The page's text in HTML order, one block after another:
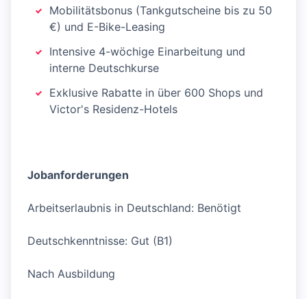
Mobilitätsbonus (Tankgutscheine bis zu 50
€) und E-Bike-Leasing
Intensive 4-wöchige Einarbeitung und
interne Deutschkurse
Exklusive Rabatte in über 600 Shops und
Victor's Residenz-Hotels
Jobanforderungen
Arbeitserlaubnis in Deutschland: Benötigt
Deutschkenntnisse: Gut (B1)
Nach Ausbildung